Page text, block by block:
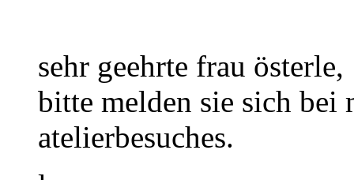
sehr geehrte frau österle,
bitte melden sie sich bei
atelierbesuches.